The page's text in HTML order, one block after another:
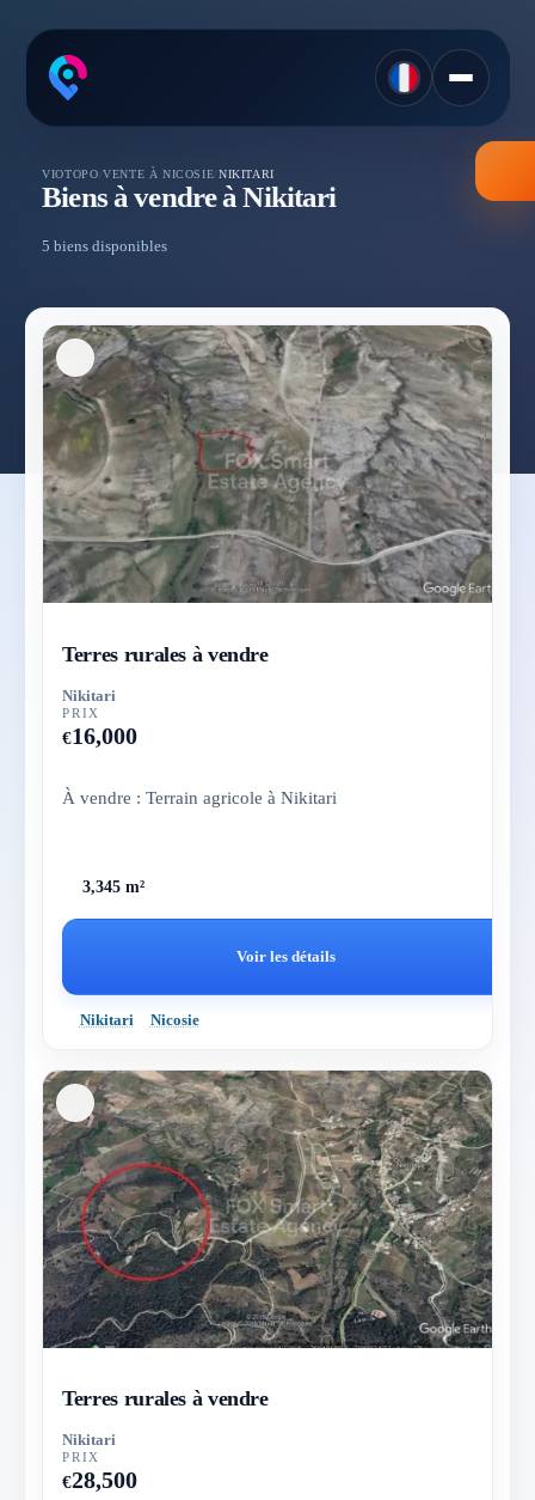
VIOTOPO /VENTE À NICOSIE NIKITARI
Biens à vendre à Nikitari
5 biens disponibles
Terres rurales à vendre
Nikitari
PRIX
€16,000
À vendre : Terrain agricole à Nikitari
3,345 m²
Voir les détails
Nikitari Nicosie
Terres rurales à vendre
Nikitari
PRIX
€28,500